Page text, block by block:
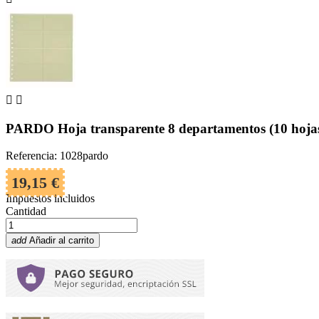
 
PARDO Hoja transparente 8 departamentos (10
Referencia: 1028pardo
19,15 €
Impuestos incluidos
Cantidad
add Añadir al carrito